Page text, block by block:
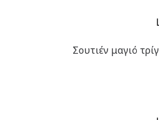
Σουτιέν μαγιό